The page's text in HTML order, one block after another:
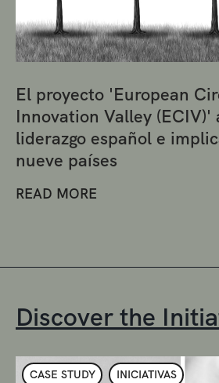
El proyecto 'European
Innovation Valley (ECIV)'
liderazgo español e
nueve países
READ MORE
Discover the
CASE STUDY INICIATIVAS